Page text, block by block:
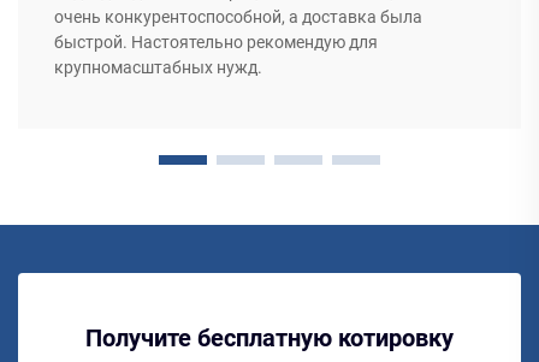
очень конкурентоспособной, а доставка была
быстрой. Настоятельно рекомендую для
крупномасштабных нужд.
Получите бесплатную котировку